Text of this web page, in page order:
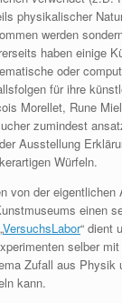
physikalischer
werden
haben einige
oder
für ihre
Morellet, Rune
zumindest
Ausstellung
Würfeln.
von der
einen
VersuchsLabor“ dient
selber
Zufall aus Physik
kann.